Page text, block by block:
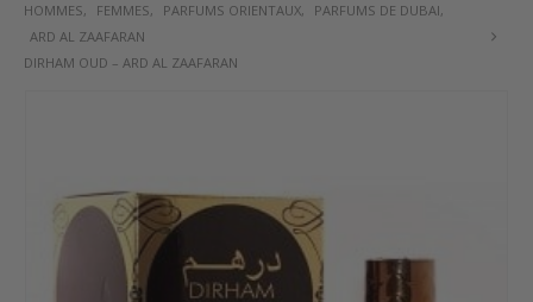
HOMMES, FEMMES, PARFUMS ORIENTAUX, PARFUMS DE DUBAI,
ARD AL ZAAFARAN
DIRHAM OUD – ARD AL ZAAFARAN